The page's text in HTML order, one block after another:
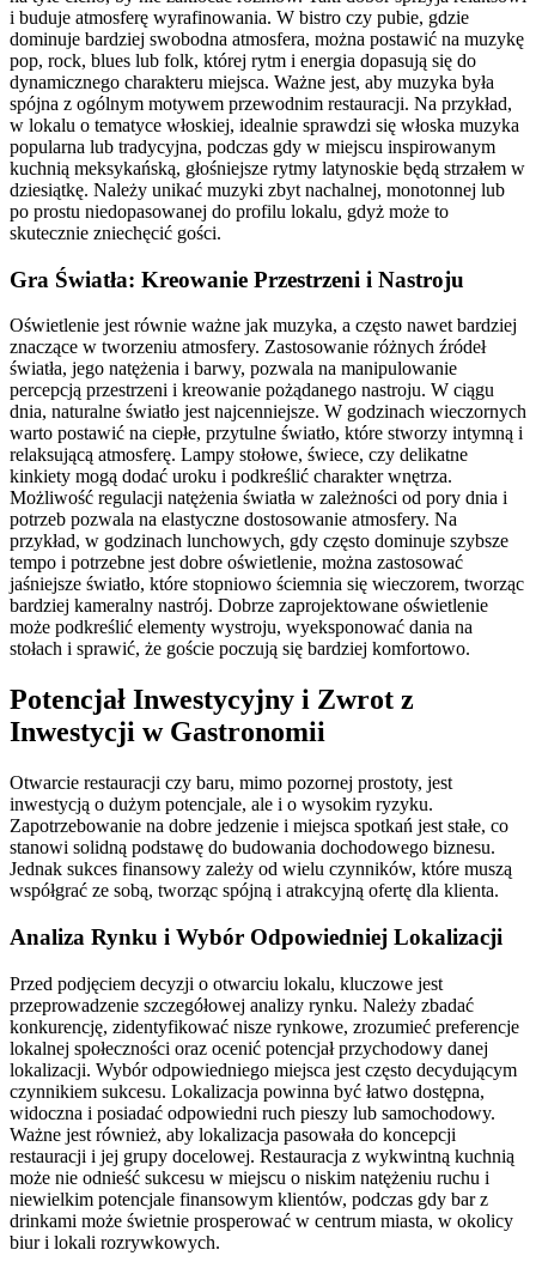
i buduje atmosferę wyrafinowania. W bistro czy pubie, gdzie
dominuje bardziej swobodna atmosfera, można postawić na muzykę
pop, rock, blues lub folk, której rytm i energia dopasują się do
dynamicznego charakteru miejsca. Ważne jest, aby muzyka była
spójna z ogólnym motywem przewodnim restauracji. Na przykład,
w lokalu o tematyce włoskiej, idealnie sprawdzi się włoska muzyka
popularna lub tradycyjna, podczas gdy w miejscu inspirowanym
kuchnią meksykańską, głośniejsze rytmy latynoskie będą strzałem w
dziesiątkę. Należy unikać muzyki zbyt nachalnej, monotonnej lub
po prostu niedopasowanej do profilu lokalu, gdyż może to
skutecznie zniechęcić gości.
Gra Światła: Kreowanie Przestrzeni i Nastroju
Oświetlenie jest równie ważne jak muzyka, a często nawet bardziej
znaczące w tworzeniu atmosfery. Zastosowanie różnych źródeł
światła, jego natężenia i barwy, pozwala na manipulowanie
percepcją przestrzeni i kreowanie pożądanego nastroju. W ciągu
dnia, naturalne światło jest najcenniejsze. W godzinach wieczornych
warto postawić na ciepłe, przytulne światło, które stworzy intymną i
relaksującą atmosferę. Lampy stołowe, świece, czy delikatne
kinkiety mogą dodać uroku i podkreślić charakter wnętrza.
Możliwość regulacji natężenia światła w zależności od pory dnia i
potrzeb pozwala na elastyczne dostosowanie atmosfery. Na
przykład, w godzinach lunchowych, gdy często dominuje szybsze
tempo i potrzebne jest dobre oświetlenie, można zastosować
jaśniejsze światło, które stopniowo ściemnia się wieczorem, tworząc
bardziej kameralny nastrój. Dobrze zaprojektowane oświetlenie
może podkreślić elementy wystroju, wyeksponować dania na
stołach i sprawić, że goście poczują się bardziej komfortowo.
Potencjał Inwestycyjny i Zwrot z
Inwestycji w Gastronomii
Otwarcie restauracji czy baru, mimo pozornej prostoty, jest
inwestycją o dużym potencjale, ale i o wysokim ryzyku.
Zapotrzebowanie na dobre jedzenie i miejsca spotkań jest stałe, co
stanowi solidną podstawę do budowania dochodowego biznesu.
Jednak sukces finansowy zależy od wielu czynników, które muszą
współgrać ze sobą, tworząc spójną i atrakcyjną ofertę dla klienta.
Analiza Rynku i Wybór Odpowiedniej Lokalizacji
Przed podjęciem decyzji o otwarciu lokalu, kluczowe jest
przeprowadzenie szczegółowej analizy rynku. Należy zbadać
konkurencję, zidentyfikować nisze rynkowe, zrozumieć preferencje
lokalnej społeczności oraz ocenić potencjał przychodowy danej
lokalizacji. Wybór odpowiedniego miejsca jest często decydującym
czynnikiem sukcesu. Lokalizacja powinna być łatwo dostępna,
widoczna i posiadać odpowiedni ruch pieszy lub samochodowy.
Ważne jest również, aby lokalizacja pasowała do koncepcji
restauracji i jej grupy docelowej. Restauracja z wykwintną kuchnią
może nie odnieść sukcesu w miejscu o niskim natężeniu ruchu i
niewielkim potencjale finansowym klientów, podczas gdy bar z
drinkami może świetnie prosperować w centrum miasta, w okolicy
biur i lokali rozrywkowych.